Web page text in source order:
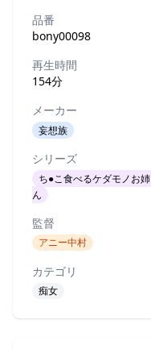
品番
bony00098
再生時間
154分
メーカー
妄想族
シリーズ
ち●こ食べるケダモノお姉
ん
監督
アニー中村
カテゴリ
痴女